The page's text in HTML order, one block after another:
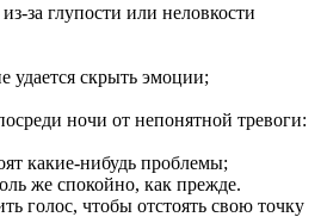
за глупости или неловкости
удается скрыть эмоции;
ночи от непонятной тревоги:
какие-нибудь проблемы;
же спокойно, как прежде.
голос, чтобы отстоять свою точку